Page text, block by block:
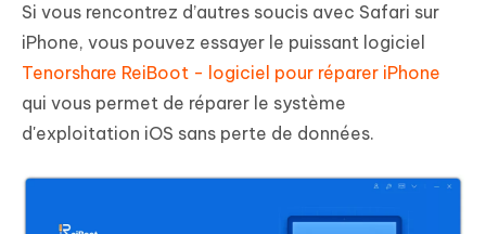
Si vous rencontrez d’autres soucis avec Safari sur
iPhone, vous pouvez essayer le puissant logiciel
Tenorshare ReiBoot - logiciel pour réparer iPhone
qui vous permet de réparer le système
d'exploitation iOS sans perte de données.